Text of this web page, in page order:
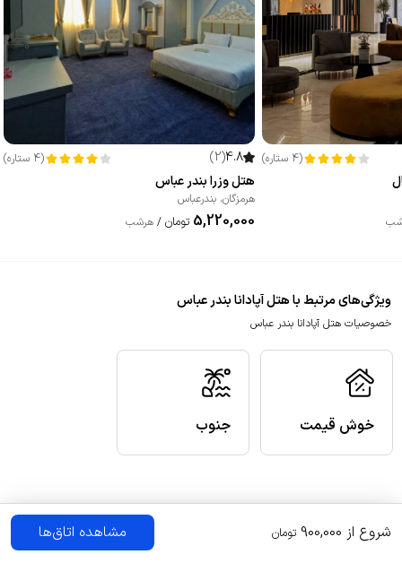
(
4 ستاره)
4.8
(
2
)
(
4 ستاره)
هتل وزرا بندر عباس
هرمزگان، بندرعباس
5,220,000 تومان / هرشب
ویژگی‌های مرتبط با هتل آپادانا بندر عباس
خصوصیات هتل آپادانا بندر عباس
خوش قیمت جنوب
شروع از 900,000 تومان مشاهده اتاق‌ها